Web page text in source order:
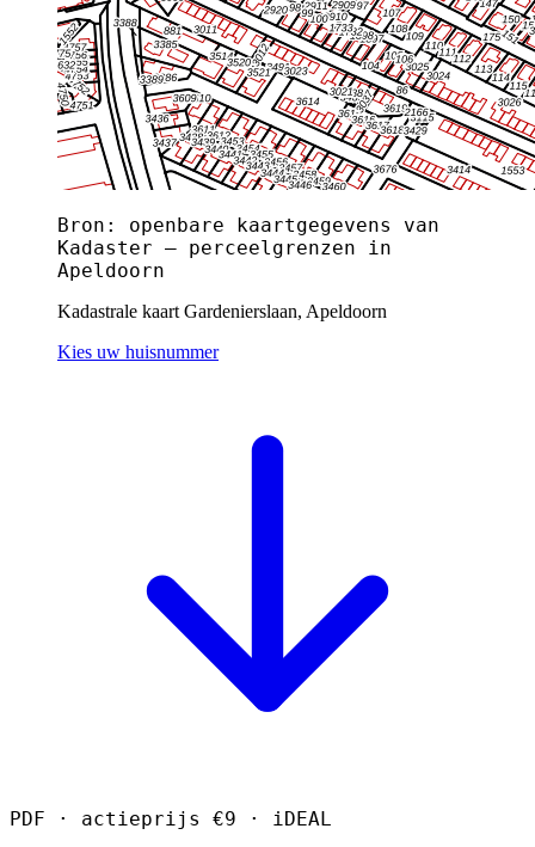
Bron: openbare kaartgegevens van
Kadaster — perceelgrenzen in
Apeldoorn
Kadastrale kaart Gardenierslaan, Apeldoorn
Kies uw huisnummer
PDF · actieprijs €9 · iDEAL